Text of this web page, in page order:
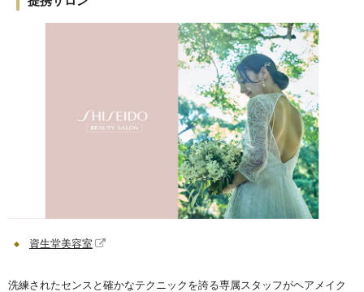
資生堂美容室
洗練されたセンスと確かなテクニックを誇る専属スタッフがヘアメイク